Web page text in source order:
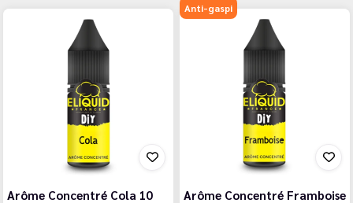
Arôme Concentré Cola 10
Anti-gaspi
Arôme Concentré Framboise